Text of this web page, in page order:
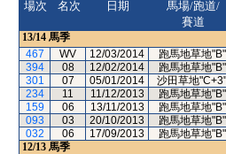
場次
名次 日期
馬場/跑道/
賽道
13/14 馬季
467
WV 12/03/2014 跑馬地草地"B"
394
08 12/02/2014 跑馬地草地"B"
301
07 05/01/2014 沙田草地"C+3"
234
11 11/12/2013 跑馬地草地"B"
159
06 13/11/2013 跑馬地草地"B"
093
03 20/10/2013 跑馬地草地"B"
032
06 17/09/2013 跑馬地草地"B"
12/13 馬季